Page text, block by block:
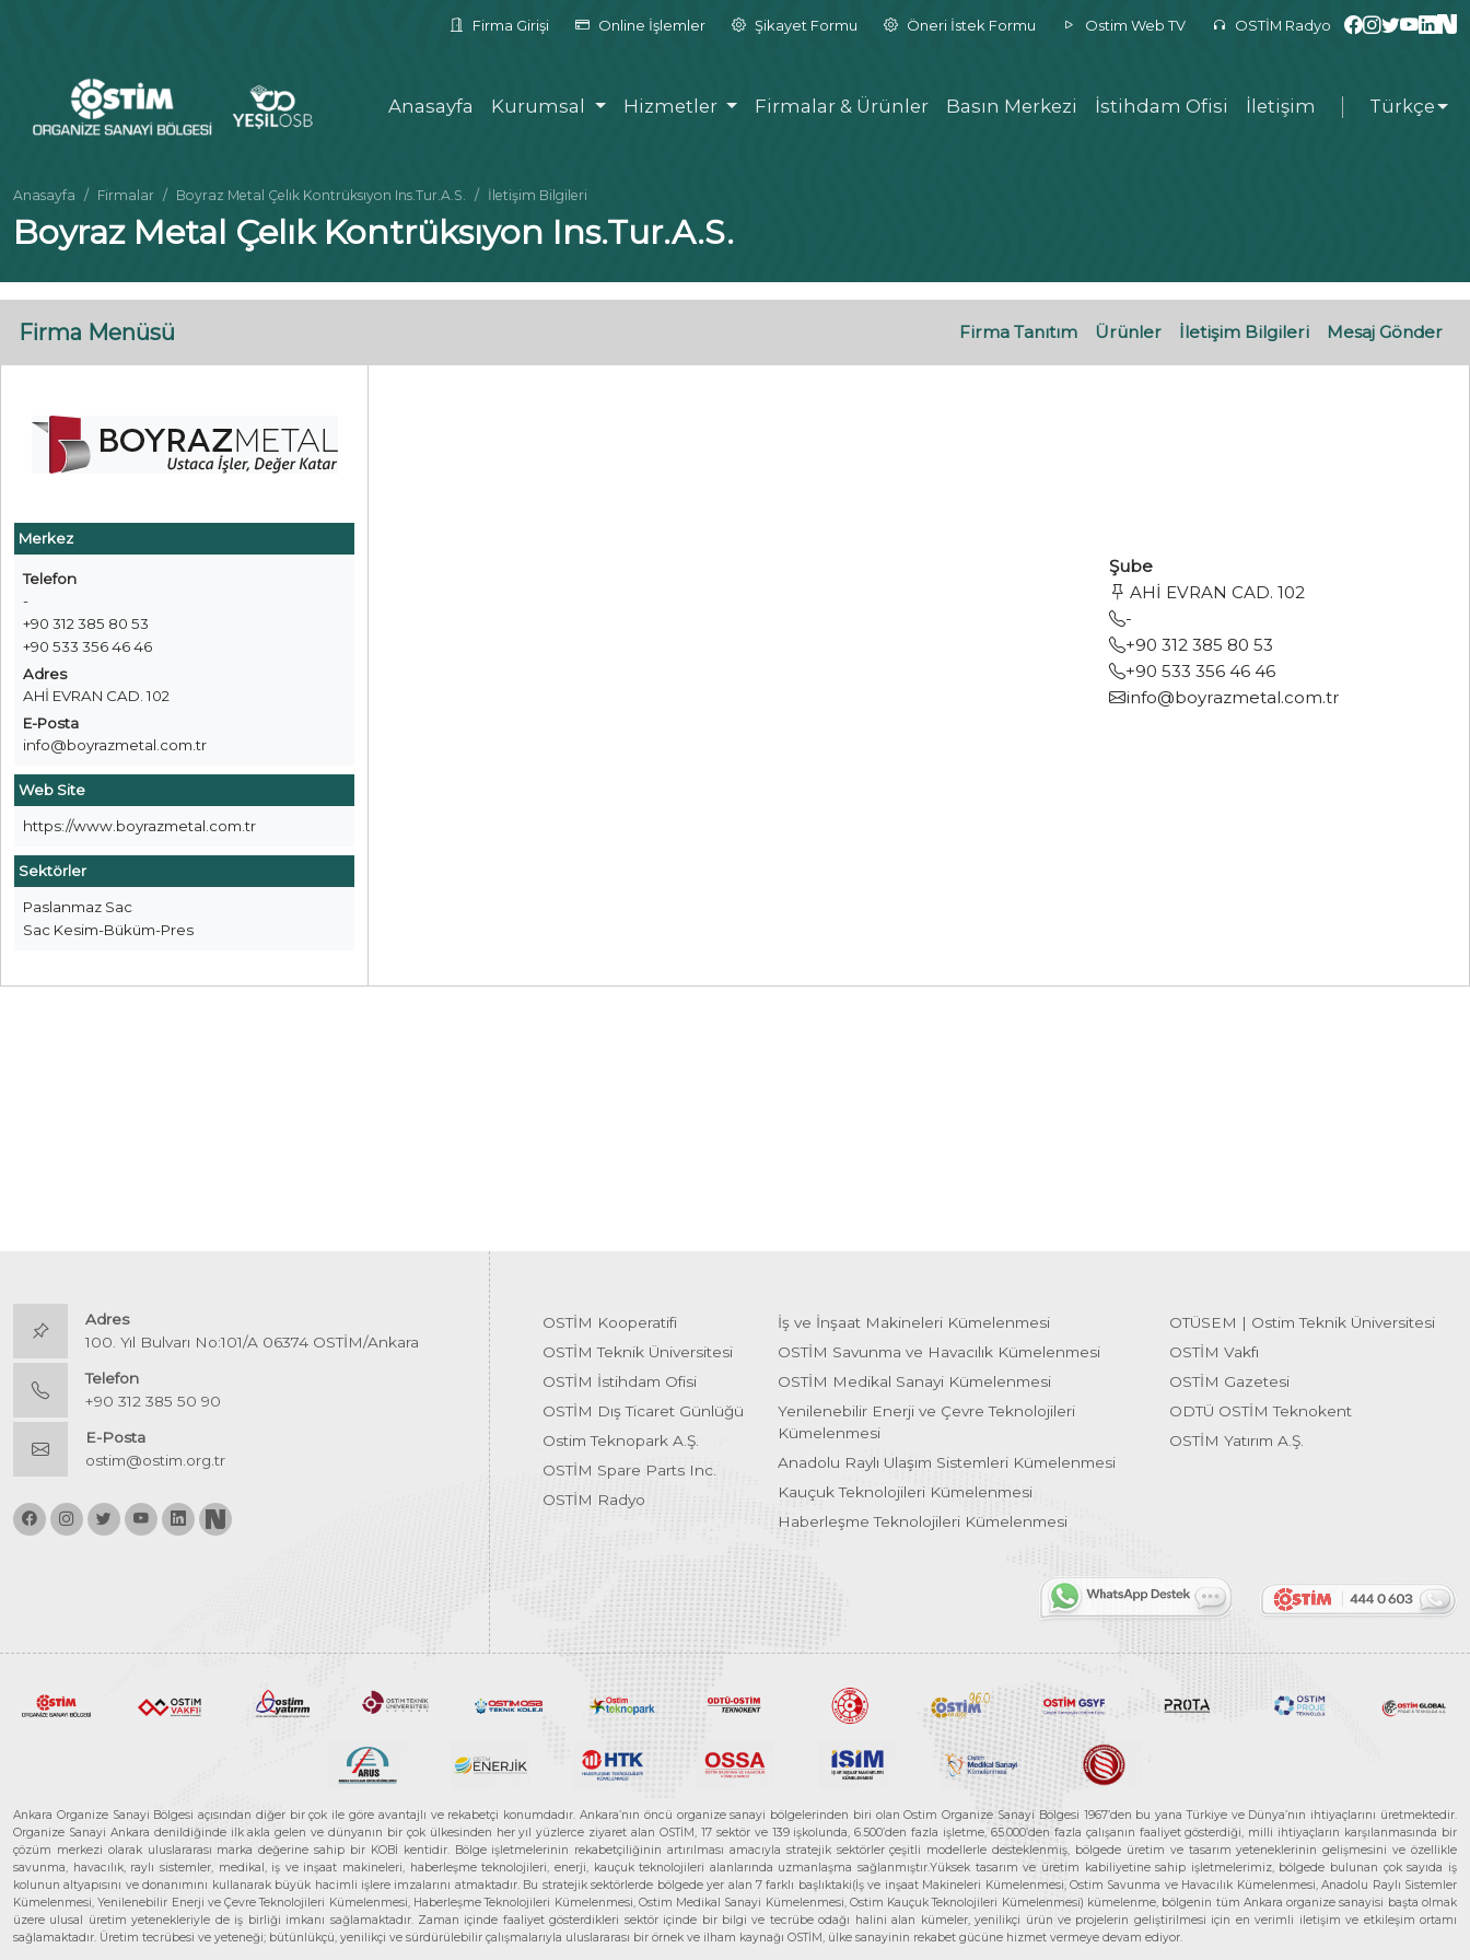
Firma Girişi Online İşlemler Şikayet Formu Öneri İstek Formu Ostim Web TV OSTİM Radyo
Anasayfa Kurumsal Hizmetler Firmalar & Ürünler Basın Merkezi İstihdam Ofisi İletişim Türkçe
Anasayfa Firmalar Boyraz Metal Çelık Kontrüksıyon Ins.Tur.A.S. İletişim Bilgileri
Boyraz Metal Çelık Kontrüksıyon Ins.Tur.A.S.
Firma Menüsü Firma Tanıtım Ürünler İletişim Bilgileri Mesaj Gönder
Merkez
Telefon
-
+90 312 385 80 53
+90 533 356 46 46
Adres
AHİ EVRAN CAD. 102
E-Posta
info@boyrazmetal.com.tr
Web Site
https://www.boyrazmetal.com.tr
Sektörler
Paslanmaz Sac
Sac Kesim-Büküm-Pres
Şube
AHİ EVRAN CAD. 102
-
+90 312 385 80 53
+90 533 356 46 46
info@boyrazmetal.com.tr
Adres
100. Yıl Bulvarı No:101/A 06374 OSTİM/Ankara
Telefon
+90 312 385 50 90
E-Posta
ostim@ostim.org.tr
OSTİM Kooperatifi
OSTİM Teknik Üniversitesi
OSTİM İstihdam Ofisi
OSTİM Dış Ticaret Günlüğü
Ostim Teknopark A.Ş.
OSTİM Spare Parts Inc.
OSTİM Radyo
İş ve İnşaat Makineleri Kümelenmesi
OSTİM Savunma ve Havacılık Kümelenmesi
OSTİM Medikal Sanayi Kümelenmesi
Yenilenebilir Enerji ve Çevre Teknolojileri
Kümelenmesi
Anadolu Raylı Ulaşım Sistemleri Kümelenmesi
Kauçuk Teknolojileri Kümelenmesi
Haberleşme Teknolojileri Kümelenmesi
OTÜSEM | Ostim Teknik Üniversitesi
OSTİM Vakfı
OSTİM Gazetesi
ODTÜ OSTİM Teknokent
OSTİM Yatırım A.Ş.
Ankara Organize Sanayi Bölgesi açısından diğer bir çok ile göre avantajlı ve rekabetçi konumdadır. Ankara’nın öncü organize sanayi bölgelerinden biri olan Ostim Organize Sanayi Bölgesi 1967’den bu yana Türkiye ve Dünya’nın ihtiyaçlarını üretmektedir.
Organize Sanayi Ankara denildiğinde ilk akla gelen ve dünyanın bir çok ülkesinden her yıl yüzlerce ziyaret alan OSTİM, 17 sektör ve 139 işkolunda, 6.500’den fazla işletme, 65.000’den fazla çalışanın faaliyet gösterdiği, milli ihtiyaçların karşılanmasında bir
çözüm merkezi olarak uluslararası marka değerine sahip bir KOBİ kentidir. Bölge işletmelerinin rekabetçiliğinin artırılması amacıyla stratejik sektörler çeşitli modellerle desteklenmiş, bölgede üretim ve tasarım yeteneklerinin gelişmesini ve özellikle
savunma, havacılık, raylı sistemler, medikal, iş ve inşaat makineleri, haberleşme teknolojileri, enerji, kauçuk teknolojileri alanlarında uzmanlaşma sağlanmıştır.Yüksek tasarım ve üretim kabiliyetine sahip işletmelerimiz, bölgede bulunan çok sayıda iş
kolunun altyapısını ve donanımını kullanarak büyük hacimli işlere imzalarını atmaktadır. Bu stratejik sektörlerde bölgede yer alan 7 farklı başlıktaki(İş ve inşaat Makineleri Kümelenmesi, Ostim Savunma ve Havacılık Kümelenmesi, Anadolu Raylı Sistemler
Kümelenmesi, Yenilenebilir Enerji ve Çevre Teknolojileri Kümelenmesi, Haberleşme Teknolojileri Kümelenmesi, Ostim Medikal Sanayi Kümelenmesi, Ostim Kauçuk Teknolojileri Kümelenmesi) kümelenme, bölgenin tüm Ankara organize sanayisi başta olmak
üzere ulusal üretim yetenekleriyle de iş birliği imkanı sağlamaktadır. Zaman içinde faaliyet gösterdikleri sektör içinde bir bilgi ve tecrübe odağı halini alan kümeler, yenilikçi ürün ve projelerin geliştirilmesi için en verimli iletişim ve etkileşim ortamı
sağlamaktadır. Üretim tecrübesi ve yeteneği; bütünlükçü, yenilikçi ve sürdürülebilir çalışmalarıyla uluslararası bir örnek ve ilham kaynağı OSTİM, ülke sanayinin rekabet gücüne hizmet vermeye devam ediyor.